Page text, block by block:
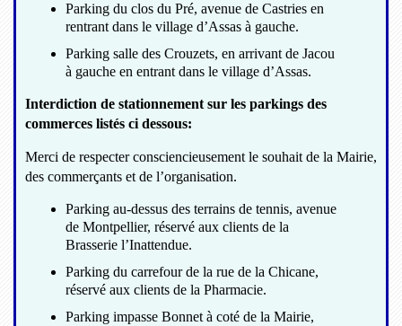
Parking du clos du Pré, avenue de Castries en
rentrant dans le village d’Assas à gauche.
Parking salle des Crouzets, en arrivant de Jacou
à gauche en entrant dans le village d’Assas.
Interdiction de stationnement sur les parkings des
commerces listés ci dessous:
Merci de respecter consciencieusement le souhait de la Mairie,
des commerçants et de l’organisation.
Parking au-dessus des terrains de tennis, avenue
de Montpellier, réservé aux clients de la
Brasserie l’Inattendue.
Parking du carrefour de la rue de la Chicane,
réservé aux clients de la Pharmacie.
Parking impasse Bonnet à coté de la Mairie,